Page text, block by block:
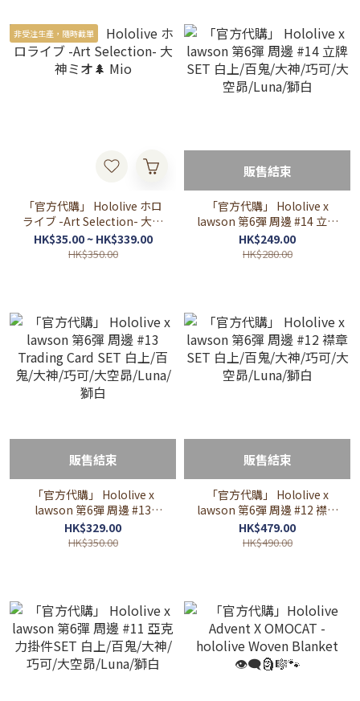
非受注生產，隨時截單
「官方代購」 Hololive ホロ
ライブ -Art Selection- 大神
ミオ🌲 Mio
HK$35.00 ~ HK$339.00
HK$350.00
販售結束
「官方代購」 Hololive x
lawson 第6彈 周邊 #14 立牌
SET 白上/百鬼/大神/巧可/大
空昴/Luna/獅白
HK$249.00
HK$280.00
販售結束
「官方代購」 Hololive x
lawson 第6彈 周邊 #13
Trading Card SET 白上/百
鬼/大神/巧可/大空昴/Luna/
HK$329.00
HK$350.00
販售結束
「官方代購」 Hololive x
lawson 第6彈 周邊 #12 襟章
SET 白上/百鬼/大神/巧可/大
空昴/Luna/獅白
HK$479.00
HK$490.00